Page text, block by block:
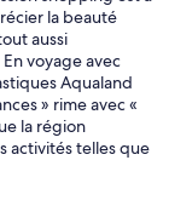
la beauté
aussi
voyage avec
Aqualand
» rime avec «
la région
activités telles que